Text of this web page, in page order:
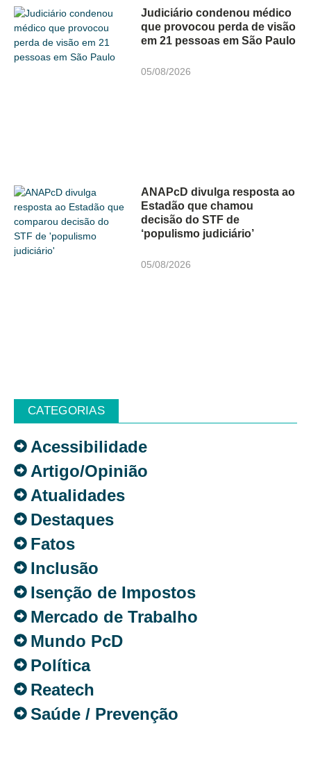
Judiciário condenou médico
que provocou perda de visão
em 21 pessoas em São Paulo
05/08/2026
ANAPcD divulga resposta ao
Estadão que chamou
decisão do STF de
‘populismo judiciário’
05/08/2026
CATEGORIAS
Acessibilidade
Artigo/Opinião
Atualidades
Destaques
Fatos
Inclusão
Isenção de Impostos
Mercado de Trabalho
Mundo PcD
Política
Reatech
Saúde / Prevenção